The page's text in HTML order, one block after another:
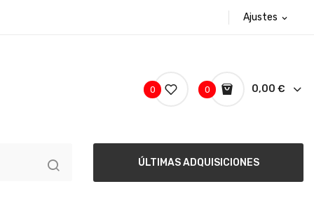
Ajustes expand_more
0 0,00 €
0
ÚLTIMAS ADQUISICIONES